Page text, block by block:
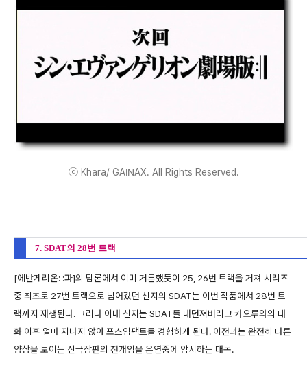
ⓒ Khara/ GAINAX. All Rights Reserved.
7. SDAT의 28번 트랙
[에반게리온: :파]의 담론에서 이미 거론했듯이 25, 26번 트랙을 거쳐 시리즈
중 최초로 27번 트랙으로 넘어갔던 신지의 SDAT는 이번 작품에서 28번 트
랙까지 재생된다. 그러나 이내 신지는 SDAT를 내던져버리고 카오루와의 대
화 이후 얼마 지나지 않아 포스임팩트를 경험하게 된다. 이전과는 완전히 다른
양상을 보이는 신극장판의 전개임을 은연중에 암시하는 대목.